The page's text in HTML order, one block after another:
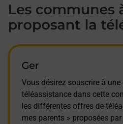
Les communes
proposant la
Ger
Vous désirez souscrire à
téléassistance dans cette
les différentes offres de
mes parents » proposées